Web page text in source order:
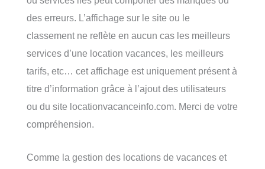
des erreurs. L’affichage sur le site ou le
classement ne reflète en aucun cas les meilleurs
services d’une location vacances, les meilleurs
tarifs, etc… cet affichage est uniquement présent à
titre d’information grâce à l’ajout des utilisateurs
ou du site locationvacanceinfo.com. Merci de votre
compréhension.
Comme la gestion des locations de vacances et